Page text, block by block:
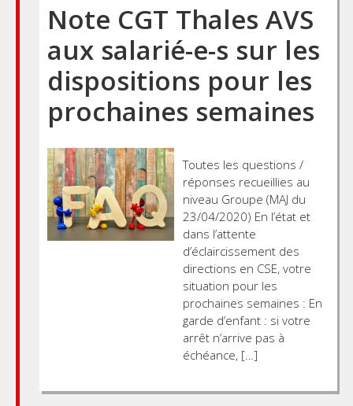
Note CGT Thales AVS
aux salarié-e-s sur les
dispositions pour les
prochaines semaines
Toutes les questions /
réponses recueillies au
niveau Groupe (MAJ du
23/04/2020) En l’état et
dans l’attente
d’éclaircissement des
directions en CSE, votre
situation pour les
prochaines semaines : En
garde d’enfant : si votre
arrêt n’arrive pas à
échéance, […]